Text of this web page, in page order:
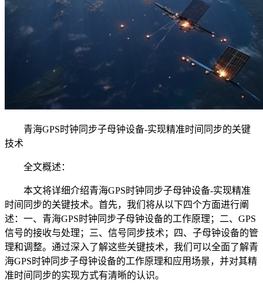
青海GPS时钟同步子母钟设备-实现精准时间同步的关键
技术
全文概述：
本文将详细介绍青海GPS时钟同步子母钟设备-实现精准
时间同步的关键技术。首先，我们将从以下四个方面进行阐
述：一、青海GPS时钟同步子母钟设备的工作原理；二、GPS
信号的接收与处理；三、信号同步技术；四、子母钟设备的管
理和调整。通过深入了解这些关键技术，我们可以全面了解青
海GPS时钟同步子母钟设备的工作原理和应用场景，并对其精
准时间同步的实现方式有清晰的认识。